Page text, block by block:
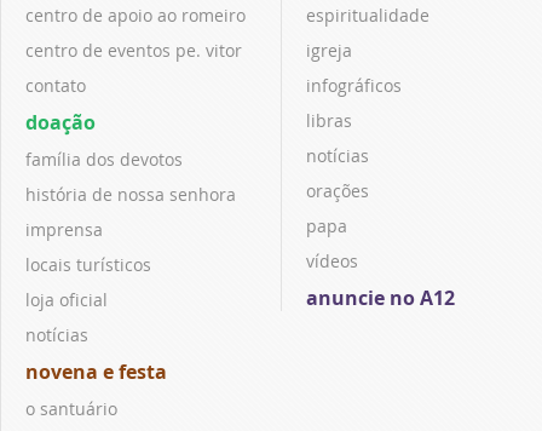
centro de apoio ao romeiro
centro de eventos pe. vitor
contato
doação
família dos devotos
história de nossa senhora
imprensa
locais turísticos
loja oficial
notícias
novena e festa
o santuário
espiritualidade
igreja
infográficos
libras
notícias
orações
papa
vídeos
anuncie no A12